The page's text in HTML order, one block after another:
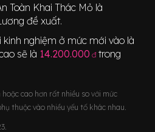
Toàn Khai Thác Mỏ là
đề xuất.
kinh nghiệm ở mức mới vào là
sẽ là 14.200.000 đ trong
cao hơn rất nhiều so với mức
thuộc vào nhiều yếu tố khác nhau.